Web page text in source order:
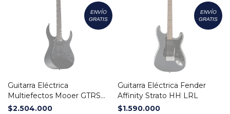
ENVÍO
GRATIS
Guitarra Eléctrica
Multiefectos Mooer GTRS
M800
$2.504.000
ENVÍO
GRATIS
Guitarra Eléctrica Fender
Affinity Strato HH LRL
$1.590.000